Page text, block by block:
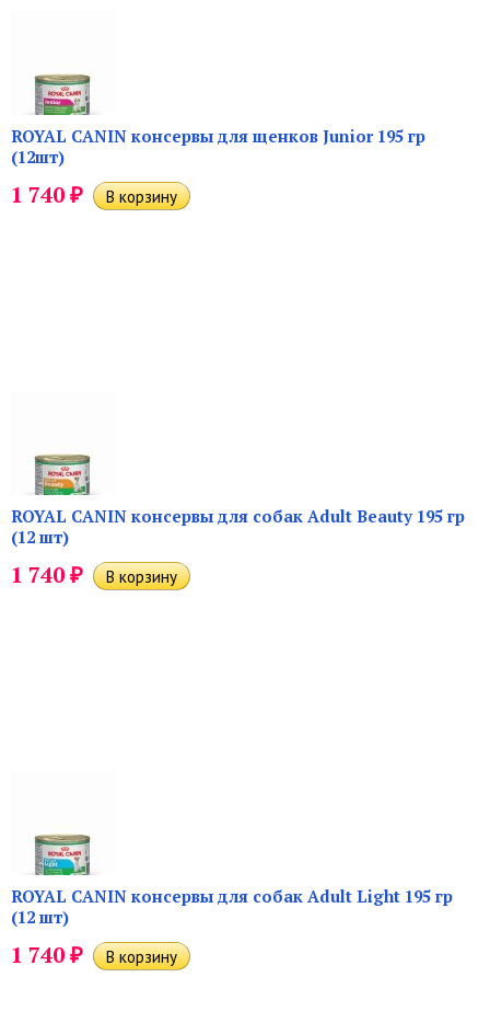
ROYAL CANIN консервы для щенков Junior 195 гр
(12шт)
1 740₽
ROYAL CANIN консервы для собак Adult Beauty 195 гр
(12 шт)
1 740₽
ROYAL CANIN консервы для собак Adult Light 195 гр
(12 шт)
1 740₽